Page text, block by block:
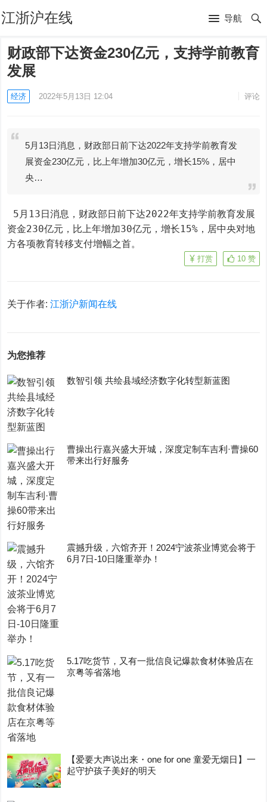
江浙沪在线 导航
财政部下达资金230亿元，支持学前教育
发展
经济 2022年5月13日 12:04 评论
5月13日消息，财政部日前下达2022年支持学前教育发
展资金230亿元，比上年增加30亿元，增长15%，居中
央…
资金230亿元，比上年增加30亿元，增长15%，居中央对地
方各项教育转移支付增幅之首。
10 赞
打赏
关于作者:江浙沪新闻在线
为您推荐
数智引领 共绘县域经济数字化转型新蓝图
曹操出行嘉兴盛大开城，深度定制车吉利·曹操60
带来出行好服务
震撼升级，六馆齐开！2024宁波茶业博览会将于
6月7日-10日隆重举办！
5.17吃货节，又有一批信良记爆款食材体验店在
京粤等省落地
【爱要大声说出来・one for one 童爱无烟日】一
起守护孩子美好的明天